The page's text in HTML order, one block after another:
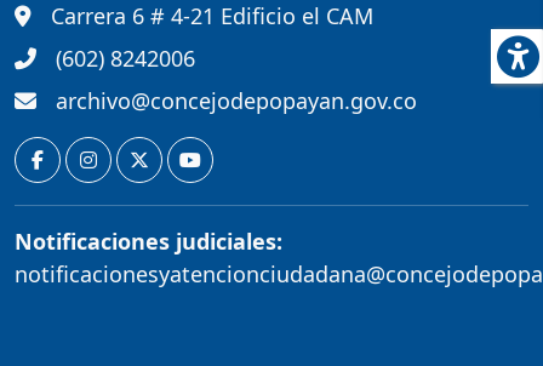
Carrera 6 # 4-21 Edificio el CAM
(602) 8242006
archivo@concejodepopayan.gov.co
Notificaciones judiciales: